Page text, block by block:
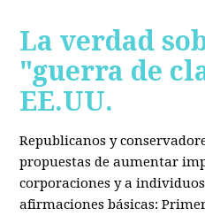
La verdad
"guerra de
EE.UU.
Republicanos y
propuestas de aumentar
corporaciones y a
afirmaciones básicas: